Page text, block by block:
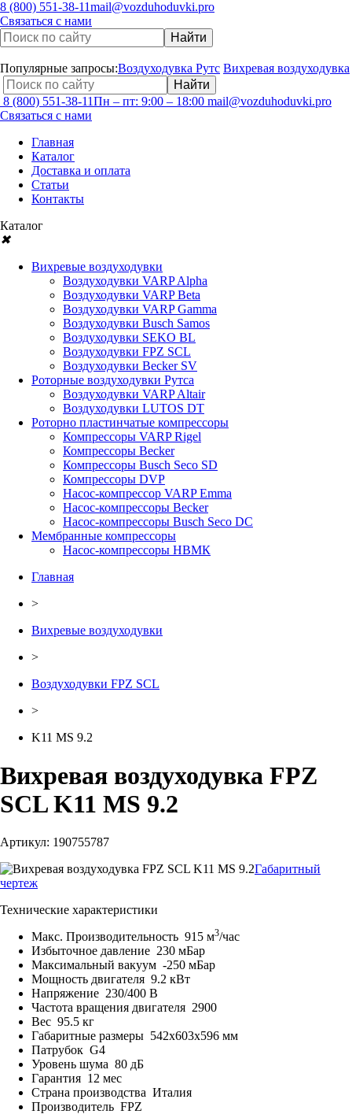
8 (800) 551-38-11mail@vozduhoduvki.pro
Связаться с нами
Популярные запросы:Воздуходувка Рутс Вихревая воздуходувка
8 (800) 551-38-11Пн – пт: 9:00 – 18:00 mail@vozduhoduvki.pro
Связаться с нами
Главная
Каталог
Доставка и оплата
Статьи
Контакты
Каталог
✖
Вихревые воздуходувки
Воздуходувки VARP Alpha
Воздуходувки VARP Beta
Воздуходувки VARP Gamma
Воздуходувки Busch Samos
Воздуходувки SEKO BL
Воздуходувки FPZ SCL
Воздуходувки Becker SV
Роторные воздуходувки Рутса
Воздуходувки VARP Altair
Воздуходувки LUTOS DT
Роторно пластинчатые компрессоры
Компрессоры VARP Rigel
Компрессоры Becker
Компрессоры Busch Seco SD
Компрессоры DVP
Насос-компрессор VARP Emma
Насос-компрессоры Becker
Насос-компрессоры Busch Seco DC
Мембранные компрессоры
Насос-компрессоры НВМК
Главная
>
Вихревые воздуходувки
>
Воздуходувки FPZ SCL
>
K11 MS 9.2
Вихревая воздуходувка FPZ
SCL K11 MS 9.2
Артикул: 190755787
Габаритный
чертеж
Технические характеристики
Макс. Производительность 915 м3/час
Избыточное давление 230 мБар
Максимальный вакуум -250 мБар
Мощность двигателя 9.2 кВт
Напряжение 230/400 В
Частота вращения двигателя 2900
Вес 95.5 кг
Габаритные размеры 542x603x596 мм
Патрубок G4
Уровень шума 80 дБ
Гарантия 12 мес
Страна производства Италия
Производитель FPZ